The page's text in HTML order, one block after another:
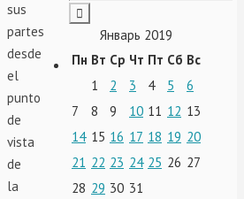
sus
partes
desde
el
punto
de
vista
de
la
Январь 2019
Пн Вт Ср Чт Пт Сб Вс
1 2 3 4 5
6
7
8 9 10 11 12 13
14 15 16 17 18 19 20
21 22 23 24 25 26 27
28 29 30 31